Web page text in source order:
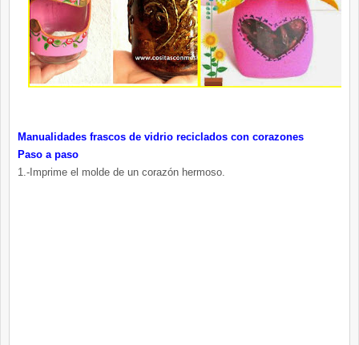
Manualidades frascos de vidrio reciclados con corazones
Paso a paso
1.-Imprime el molde de un corazón hermoso.